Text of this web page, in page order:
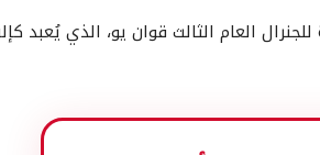
العام الثالث قوان يو، الذي يُعبد